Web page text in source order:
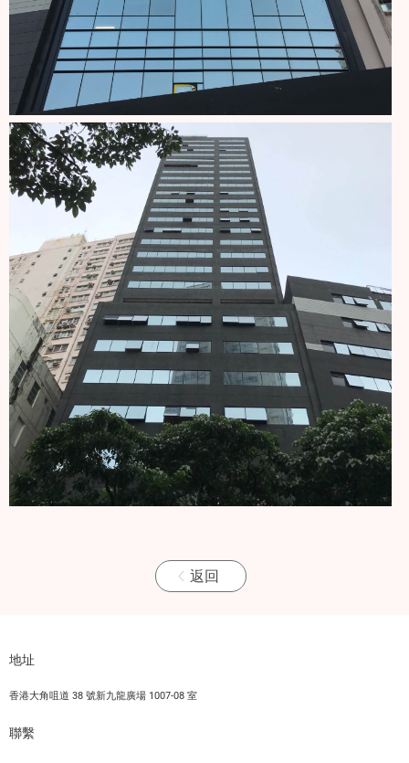
返回
地址
香港大角咀道 38 號新九龍廣場 1007-08 室
聯繫